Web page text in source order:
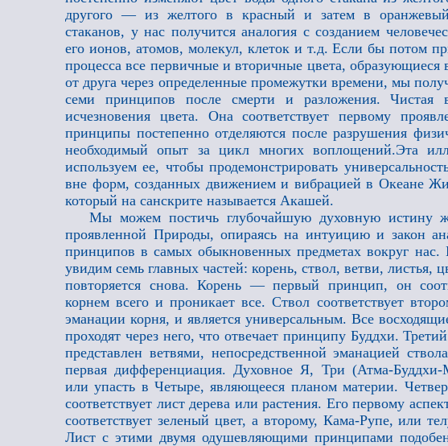
другого — из желтого в красный и затем в
стаканов, у нас получится аналогия с созданием
его ионов, атомов, молекул, клеток и т.д. Если бы потом
процесса все первичные и вторичные цвета,
от друга через определенные промежутки времени, мы
семи принципов после смерти и разложения. Чистая
исчезновения цвета. Она соответствует первому
принципы постепенно отделяются после разрушения
необходимый опыт за цикл многих воплощений.Эта
используем ее, чтобы продемонстрировать
вне форм, созданных движением и вибрацией в Океане
который на санскрите называется Акашей.
Мы можем постичь глубочайшую духовную истину
проявленной Природы, опираясь на интуицию и закон
принципов в самых обыкновенных предметах вокруг
увидим семь главных частей: корень, ствол, ветви, листья,
повторяется снова. Корень — первый принцип, он
корнем всего и проникает все. Ствол соответствует
эманации корня, и является универсальным. Все
проходят через него, что отвечает принципу Буддхи.
представлен ветвями, непосредственной эманацией
первая дифференциация. Духовное Я, Три (Атма-Буддхи-
или упасть в Четыре, являющееся планом материи.
соответствует лист дерева или растения. Его первому
соответствует зеленый цвет, а второму, Кама-Рупе, или
Лист с этими двумя одушевляющими принципами подобен